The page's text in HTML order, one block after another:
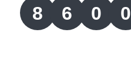
Lotería del Cauca
8 6 0 0